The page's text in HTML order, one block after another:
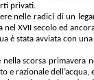
privati.
nelle radici di un
nel XVII secolo ed
è stata avviata con
nella scorsa primavera
e razionale dell’acqua,